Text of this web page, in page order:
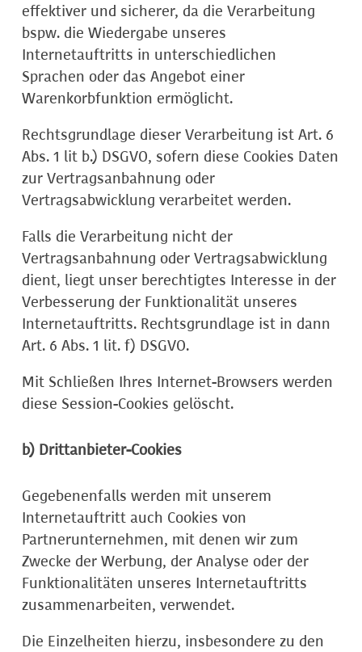
effektiver und sicherer, da die Verarbeitung
bspw. die Wiedergabe unseres
Internetauftritts in unterschiedlichen
Sprachen oder das Angebot einer
Warenkorbfunktion ermöglicht.
Rechtsgrundlage dieser Verarbeitung ist Art. 6
Abs. 1 lit b.) DSGVO, sofern diese Cookies Daten
zur Vertragsanbahnung oder
Vertragsabwicklung verarbeitet werden.
Falls die Verarbeitung nicht der
Vertragsanbahnung oder Vertragsabwicklung
dient, liegt unser berechtigtes Interesse in der
Verbesserung der Funktionalität unseres
Internetauftritts. Rechtsgrundlage ist in dann
Art. 6 Abs. 1 lit. f) DSGVO.
Mit Schließen Ihres Internet-Browsers werden
diese Session-Cookies gelöscht.
b) Drittanbieter-Cookies
Gegebenenfalls werden mit unserem
Internetauftritt auch Cookies von
Partnerunternehmen, mit denen wir zum
Zwecke der Werbung, der Analyse oder der
Funktionalitäten unseres Internetauftritts
zusammenarbeiten, verwendet.
Die Einzelheiten hierzu, insbesondere zu den